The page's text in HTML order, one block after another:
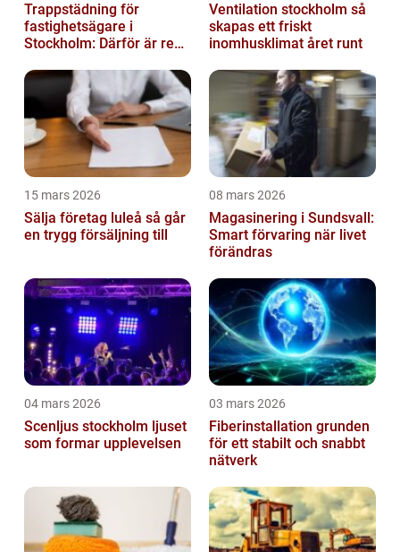
Trappstädning för
fastighetsägare i
Stockholm: Därför är rena
investering
Ventilation stockholm så
skapas ett friskt
inomhusklimat året runt
15 mars 2026
Sälja företag luleå så går
en trygg försäljning till
08 mars 2026
Magasinering i Sundsvall:
Smart förvaring när livet
förändras
04 mars 2026
Scenljus stockholm ljuset
som formar upplevelsen
03 mars 2026
Fiberinstallation grunden
för ett stabilt och snabbt
nätverk